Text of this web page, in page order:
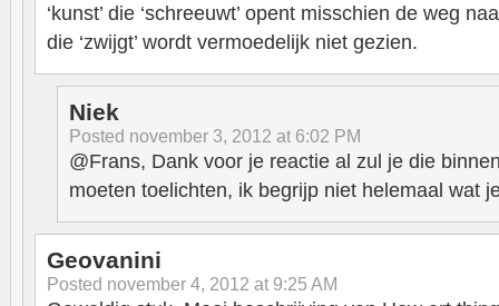
‘kunst’ die ‘schreeuwt’ opent misschien de weg
die ‘zwijgt’ wordt vermoedelijk niet gezien.
Niek
Posted november 3, 2012 at 6:02 PM
@Frans, Dank voor je reactie al zul je die
moeten toelichten, ik begrijp niet helemaal wat
Geovanini
Posted november 4, 2012 at 9:25 AM